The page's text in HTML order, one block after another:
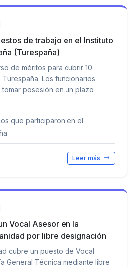
de trabajo en el Instituto
(Turespaña)
de méritos para cubrir 10
Los funcionarios
posesión en un plazo
que participaron en el
Leer más
Vocal Asesor en la
por libre designación
cubre un puesto de Vocal
General Técnica mediante libre